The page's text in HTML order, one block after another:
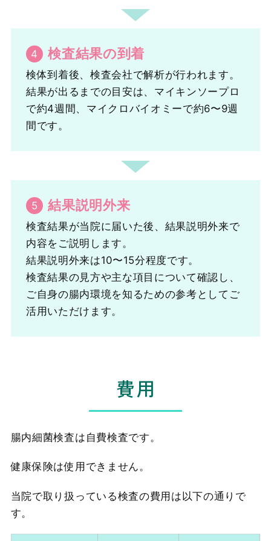
検査結果の到着
検体到着後、検査会社で解析が行われます。
結果が出るまでの目安は、マイキンソープロ
で約4週間、マイクロバイオミーで約6〜9週
間です。
結果説明外来
検査結果が当院に届いた後、結果説明外来で
内容をご説明します。
結果説明外来は10〜15分程度です。
検査結果の見方や主な項目について確認し、
ご自身の腸内環境を知るための参考としてご
活用いただけます。
費用
腸内細菌検査は自費検査です。
健康保険は使用できません。
当院で取り扱っている検査の費用は以下の通りで
す。